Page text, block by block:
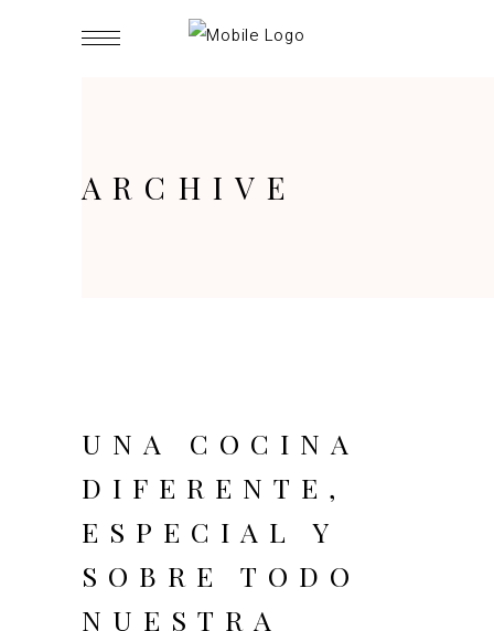
ARCHIVE
UNA COCINA
DIFERENTE,
ESPECIAL Y
SOBRE TODO
NUESTRA